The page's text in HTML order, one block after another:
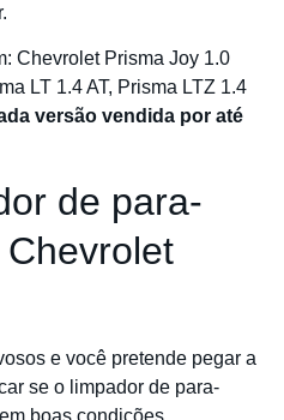
Chevrolet Prisma Joy 1.0
LT 1.4 AT, Prisma LTZ 1.4
versão vendida por até
de para-
e você pretende pegar a
se o limpador de para-
boas condições.